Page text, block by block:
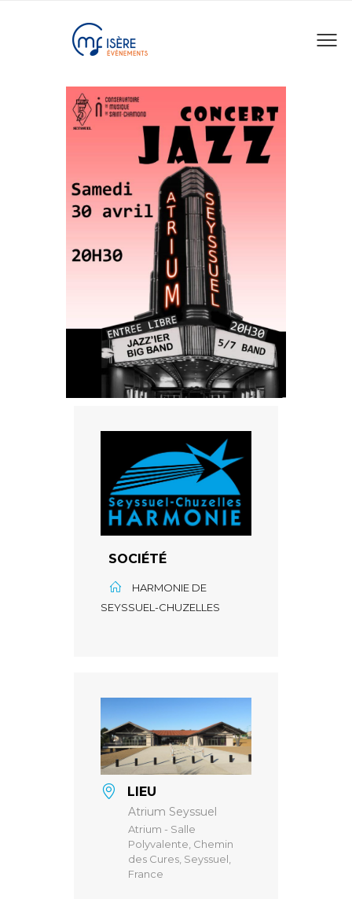
SOCIÉTÉ
HARMONIE DE
SEYSSUEL-CHUZELLES
LIEU
Atrium Seyssuel
Atrium - Salle
Polyvalente, Chemin
des Cures, Seyssuel,
France